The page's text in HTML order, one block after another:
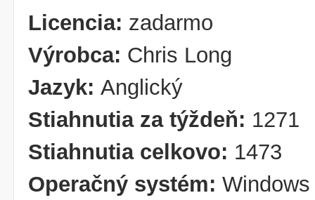
Licencia: zadarmo
Výrobca: Chris Long
Jazyk: Anglický
Stiahnutia za týždeň: 1271
Stiahnutia celkovo: 1473
Operačný systém: Windows